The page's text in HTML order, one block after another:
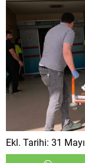
Ekl. Tarihi: 31